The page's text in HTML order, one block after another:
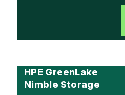
HPE GreenLake
Nimble Storage